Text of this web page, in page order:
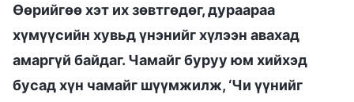
Өөрийгөө хэт их зөвтгөдөг, дураараа
хүмүүсийн хувьд үнэнийг хүлээн авахад
амаргүй байдаг. Чамайг буруу юм хийхэд
бусад хүн чамайг шүүмжилж, ‘Чи үүнийг